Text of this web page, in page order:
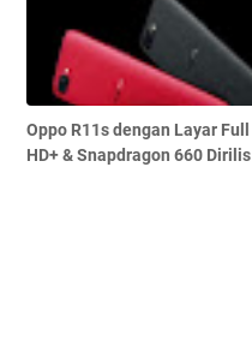
Oppo R11s dengan Layar Full
HD+ & Snapdragon 660 Dirilis